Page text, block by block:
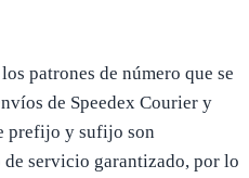
patrones de número que se
de Speedex Courier y
prefijo y sufijo son
servicio garantizado, por lo